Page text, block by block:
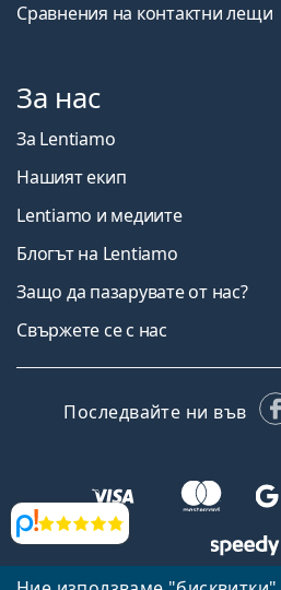
Прегледи
Сравнения на контактни лещи
За нас
За Lentiamo
Нашият екип
Lentiamo и медиите
Блогът на Lentiamo
Защо да пазарувате от нас?
Свържете се с нас
Последвайте ни във